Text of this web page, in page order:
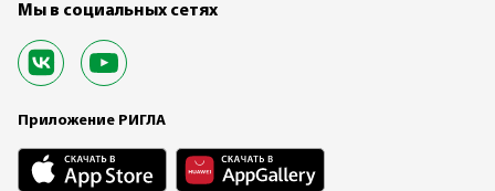
Мы в социальных сетях
Приложение РИГЛА